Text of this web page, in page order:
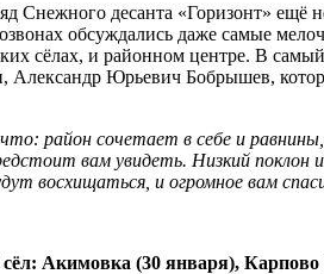
Снежного десанта «Горизонт» ещё
обсуждались даже самые
сёлах, и районном центре. В
Александр Юрьевич Бобрышев,
район сочетает в себе и
вам увидеть. Низкий
восхищаться, и огромное вам
Акимовка (30 января),